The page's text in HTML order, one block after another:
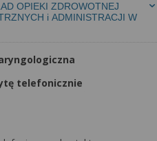
OPIEKI ZDROWOTNEJ
i ADMINISTRACJI W
telefonicznie